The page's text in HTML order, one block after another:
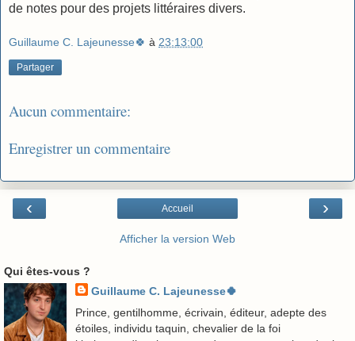
de notes pour des projets littéraires divers.
Guillaume C. Lajeunesse🍀 à 23:13:00
Partager
Aucun commentaire:
Enregistrer un commentaire
‹ ›
Accueil
Afficher la version Web
Qui êtes-vous ?
Guillaume C. Lajeunesse🍀
Prince, gentilhomme, écrivain, éditeur, adepte des
étoiles, individu taquin, chevalier de la foi